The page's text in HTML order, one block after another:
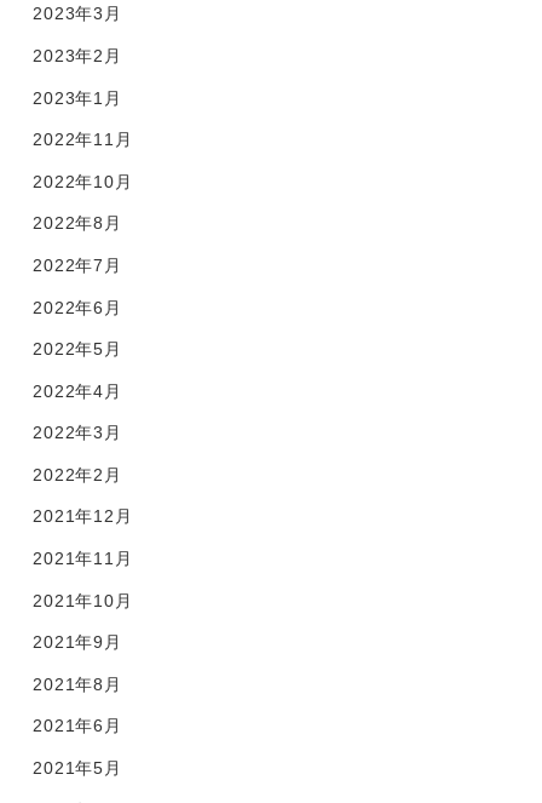
2023年3月
2023年2月
2023年1月
2022年11月
2022年10月
2022年8月
2022年7月
2022年6月
2022年5月
2022年4月
2022年3月
2022年2月
2021年12月
2021年11月
2021年10月
2021年9月
2021年8月
2021年6月
2021年5月